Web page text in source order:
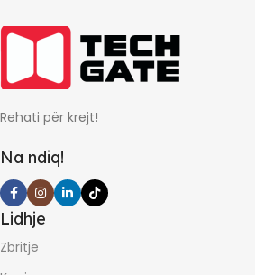
12
Rehati për krejt!
Na ndiq!
Lidhje
Zbritje